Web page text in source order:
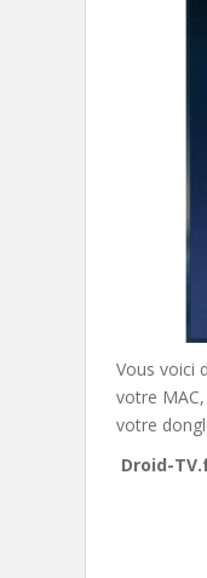
Vous voici
votre
votre
Droid-